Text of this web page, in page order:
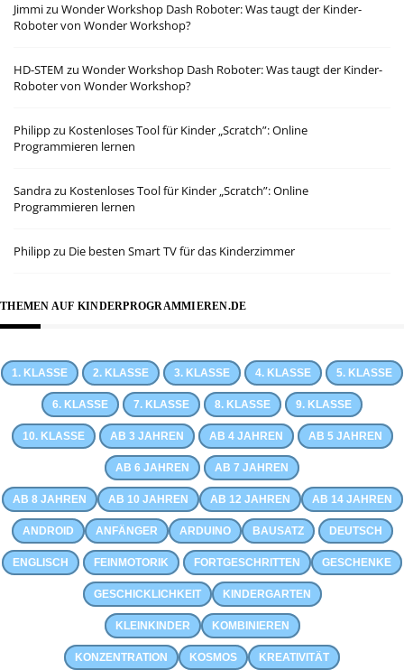
Jimmizu Wonder Workshop Dash Roboter: Was taugt der Kinder-
Roboter von Wonder Workshop?
HD-STEM zu Wonder Workshop Dash Roboter: Was taugt der Kinder-
Roboter von Wonder Workshop?
Philippzu Kostenloses Tool für Kinder „Scratch”: Online
Programmieren lernen
Sandrazu Kostenloses Tool für Kinder „Scratch”: Online
Programmieren lernen
Philippzu Die besten Smart TV für das Kinderzimmer
THEMEN AUF KINDERPROGRAMMIEREN.DE
1. KLASSE 2. KLASSE 3. KLASSE 4. KLASSE 5. KLASSE
6. KLASSE 7. KLASSE 8. KLASSE 9. KLASSE
10. KLASSE AB 3 JAHREN AB 4 JAHREN AB 5 JAHREN
AB 6 JAHREN AB 7 JAHREN
AB 8 JAHREN AB 10 JAHREN AB 12 JAHREN AB 14 JAHREN
ANDROID ANFÄNGER ARDUINO BAUSATZ DEUTSCH
ENGLISCH FEINMOTORIK FORTGESCHRITTEN GESCHENKE
GESCHICKLICHKEIT KINDERGARTEN
KLEINKINDER KOMBINIEREN
KONZENTRATION KOSMOS KREATIVITÄT